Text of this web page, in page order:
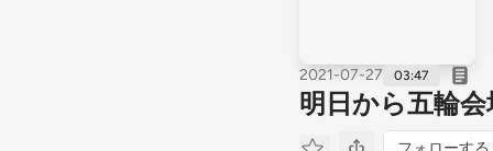
2021-07-27 03:47
明日から五輪